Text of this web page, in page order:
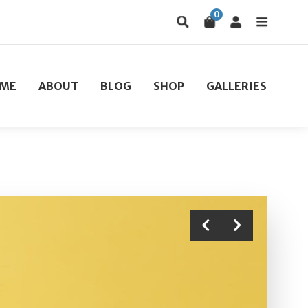
0
ABOUT BLOG SHOP GALLERIES